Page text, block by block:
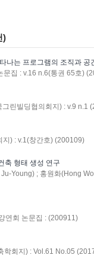
)
나는 프로그램의 조직과 공
문집 : v.16 n.6(통권 65호)
린빌딩협의회지) : v.9 n.1
) : v.1(창간호) (200109)
축 형태 생성 연구
Young) ; 홍원화(Hong
연회 논문집 : (200911)
학회지) : Vol.61 No.05